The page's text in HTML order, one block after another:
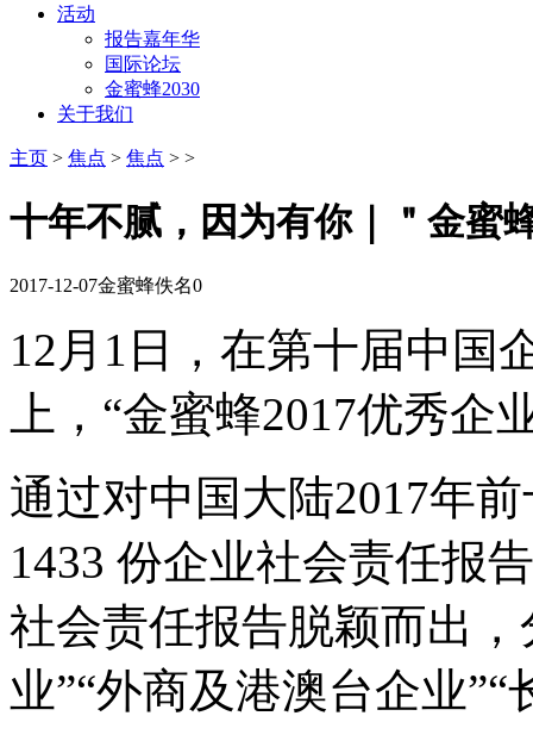
活动
报告嘉年华
国际论坛
金蜜蜂2030
关于我们
主页 > 焦点 > 焦点 > >
十年不腻，因为有你｜＂金蜜
2017-12-07金蜜蜂佚名0
12月1日，在第十届中国
上，“金蜜蜂2017优秀
通过对中国大陆2017年
1433 份企业社会责任报
社会责任报告脱颖而出
业”“外商及港澳台企业